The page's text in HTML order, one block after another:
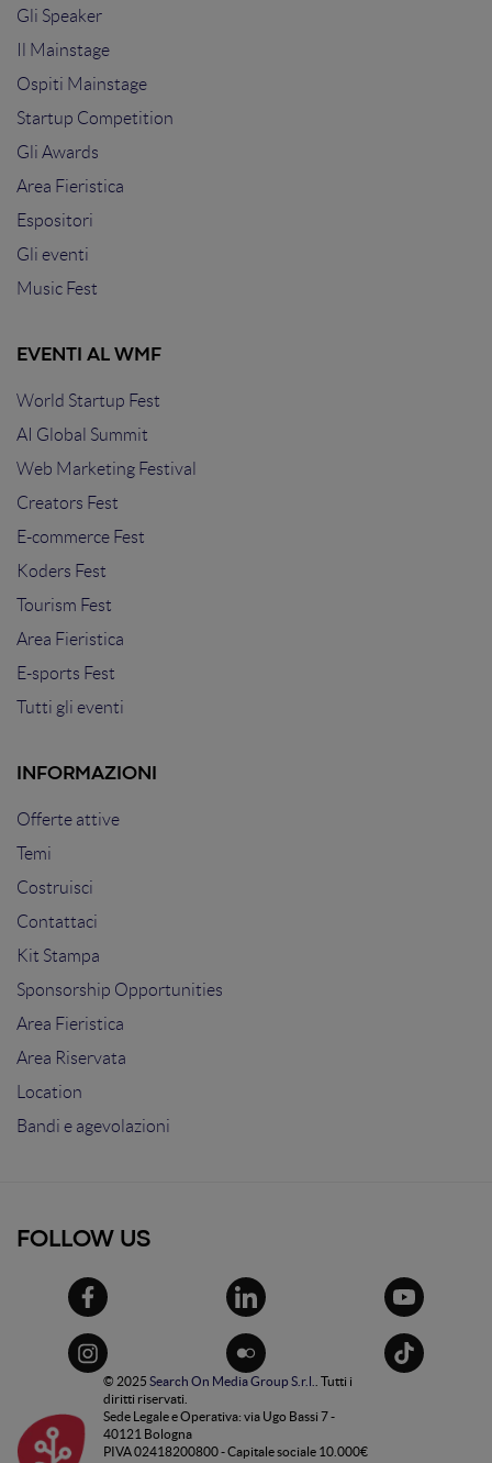
Gli Speaker
Il Mainstage
Ospiti Mainstage
Startup Competition
Gli Awards
Area Fieristica
Espositori
Gli eventi
Music Fest
EVENTI AL WMF
World Startup Fest
AI Global Summit
Web Marketing Festival
Creators Fest
E-commerce Fest
Koders Fest
Tourism Fest
Area Fieristica
E-sports Fest
Tutti gli eventi
INFORMAZIONI
Offerte attive
Temi
Costruisci
Contattaci
Kit Stampa
Sponsorship Opportunities
Area Fieristica
Area Riservata
Location
Bandi e agevolazioni
FOLLOW US
© 2025 Search On Media Group S.r.l.
. Tutti i
diritti riservati.
Sede Legale e Operativa: via Ugo Bassi 7 -
40121 Bologna
PIVA 02418200800 - Capitale sociale 10.000€